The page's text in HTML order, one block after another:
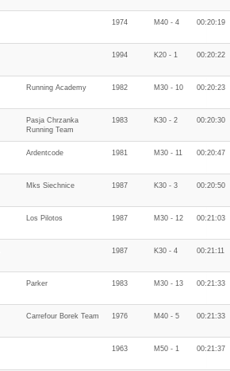
1974 M40 - 4 00:20:19
1994 K20 - 1 00:20:22
Running Academy 1982 M30 - 10 00:20:23
Pasja Chrzanka
Running Team
1983 K30 - 2 00:20:30
Ardentcode 1981 M30 - 11 00:20:47
Mks Siechnice 1987 K30 - 3 00:20:50
Los Pilotos 1987 M30 - 12 00:21:03
1987 K30 - 4 00:21:11
Parker 1983 M30 - 13 00:21:33
Carrefour Borek Team 1976 M40 - 5 00:21:33
1963 M50 - 1 00:21:37